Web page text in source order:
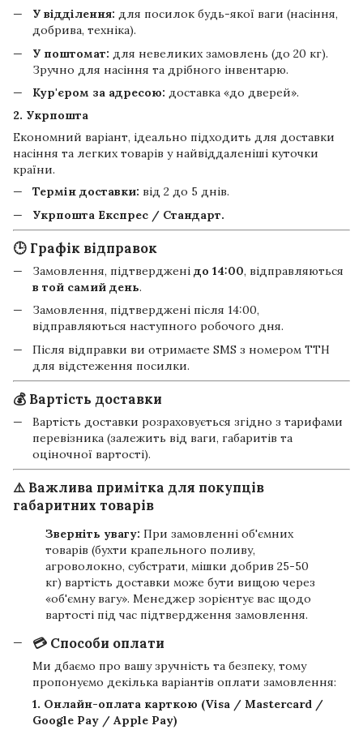
У відділення: для посилок будь-якої ваги (насіння,
добрива, техніка).
У поштомат: для невеликих замовлень (до 20 кг).
Зручно для насіння та дрібного інвентарю.
Кур'єром за адресою: доставка «до дверей».
2. Укрпошта
Економний варіант, ідеально підходить для доставки
насіння та легких товарів у найвіддаленіші куточки
країни.
Термін доставки: від 2 до 5 днів.
Укрпошта Експрес / Стандарт.
🕒 Графік відправок
Замовлення, підтверджені до 14:00, відправляються
в той самий день.
Замовлення, підтверджені після 14:00,
відправляються наступного робочого дня.
Після відправки ви отримаєте SMS з номером ТТН
для відстеження посилки.
💰 Вартість доставки
Вартість доставки розраховується згідно з тарифами
перевізника (залежить від ваги, габаритів та
оціночної вартості).
⚠️ Важлива примітка для покупців
габаритних товарів
Зверніть увагу: При замовленні об'ємних
товарів (бухти крапельного поливу,
агроволокно, субстрати, мішки добрив 25-50
кг) вартість доставки може бути вищою через
«об'ємну вагу». Менеджер зорієнтує вас щодо
вартості під час підтвердження замовлення.
💳 Способи оплати
Ми дбаємо про вашу зручність та безпеку, тому
пропонуємо декілька варіантів оплати замовлення:
1. Онлайн-оплата карткою (Visa / Mastercard /
Google Pay / Apple Pay)